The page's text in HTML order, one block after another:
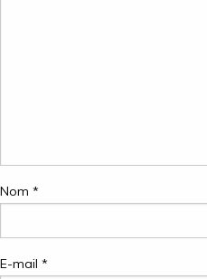
Nom *
E-mail *